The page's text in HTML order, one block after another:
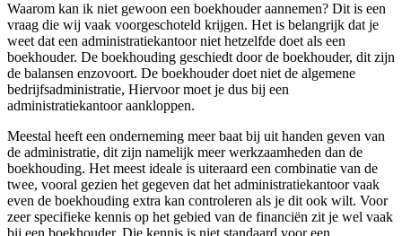
Waarom kan ik niet gewoon een boekhouder aannemen? Dit is een
vraag die wij vaak voorgeschoteld krijgen. Het is belangrijk dat je
weet dat een administratiekantoor niet hetzelfde doet als een
boekhouder. De boekhouding geschiedt door de boekhouder, dit zijn
de balansen enzovoort. De boekhouder doet niet de algemene
bedrijfsadministratie, Hiervoor moet je dus bij een
administratiekantoor aankloppen.
Meestal heeft een onderneming meer baat bij uit handen geven van
de administratie, dit zijn namelijk meer werkzaamheden dan de
boekhouding. Het meest ideale is uiteraard een combinatie van de
twee, vooral gezien het gegeven dat het administratiekantoor vaak
even de boekhouding extra kan controleren als je dit ook wilt. Voor
zeer specifieke kennis op het gebied van de financiën zit je wel vaak